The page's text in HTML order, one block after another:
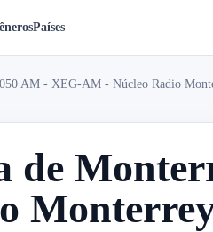
Países
AM - XEG-AM - Núcleo Radio
de